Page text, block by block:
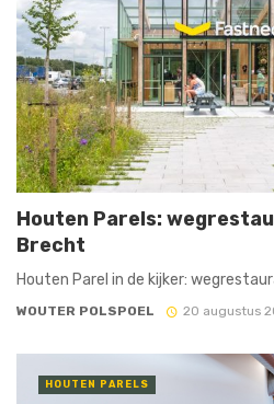
Houten Parels:
Brecht
Houten Parel in de kijker:
WOUTER POLSPOEL 20 augustus
HOUTEN PARELS